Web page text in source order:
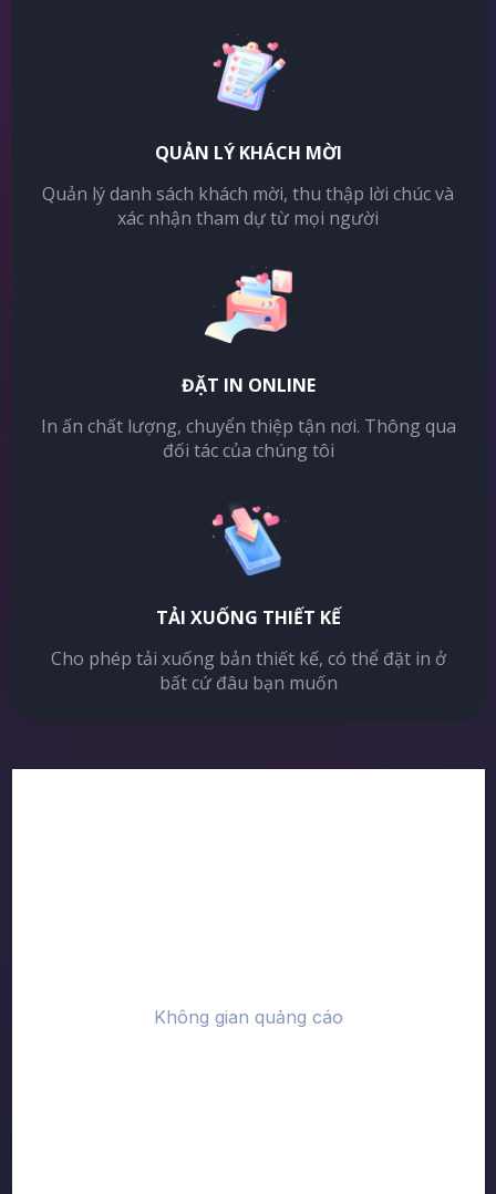
QUẢN LÝ KHÁCH MỜI
Quản lý danh sách khách mời, thu thập lời chúc và
xác nhận tham dự từ mọi người
ĐẶT IN ONLINE
In ấn chất lượng, chuyển thiệp tận nơi. Thông qua
đối tác của chúng tôi
TẢI XUỐNG THIẾT KẾ
Cho phép tải xuống bản thiết kế, có thể đặt in ở
bất cứ đâu bạn muốn